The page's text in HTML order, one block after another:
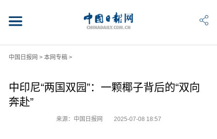
中国日报网 > 本网专稿>
中印尼“两国双园”：一颗椰子背后的“双向
奔赴”
来源：中国日报网 2025-07-08 18:57